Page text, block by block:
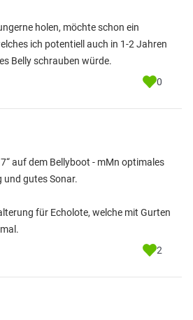
holen, möchte schon ein
ich potentiell auch in 1-2 Jahren
Belly schrauben würde.
0
auf dem Bellyboot - mMn optimales
und gutes Sonar.
für Echolote, welche mit Gurten
2